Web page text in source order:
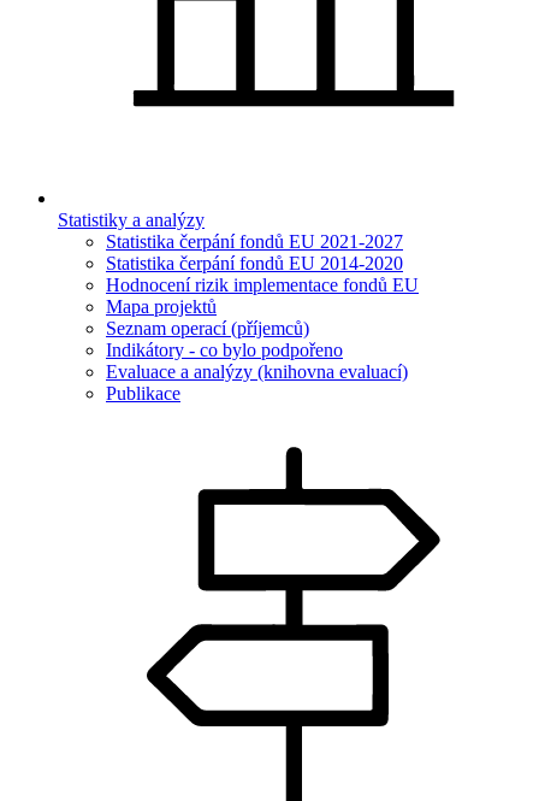
Statistiky a analýzy
Statistika čerpání fondů EU 2021-2027
Statistika čerpání fondů EU 2014-2020
Hodnocení rizik implementace fondů EU
Mapa projektů
Seznam operací (příjemců)
Indikátory - co bylo podpořeno
Evaluace a analýzy (knihovna evaluací)
Publikace